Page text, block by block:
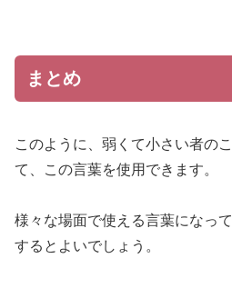
まとめ
このように、弱くて小さい者の
て、この言葉を使用できます。
様々な場面で使える言葉になっ
するとよいでしょう。